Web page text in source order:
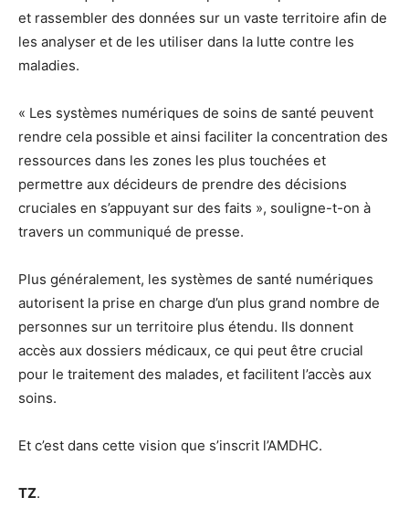
et rassembler des données sur un vaste territoire afin de
les analyser et de les utiliser dans la lutte contre les
maladies.
« Les systèmes numériques de soins de santé peuvent
rendre cela possible et ainsi faciliter la concentration des
ressources dans les zones les plus touchées et
permettre aux décideurs de prendre des décisions
cruciales en s’appuyant sur des faits », souligne-t-on à
travers un communiqué de presse.
Plus généralement, les systèmes de santé numériques
autorisent la prise en charge d’un plus grand nombre de
personnes sur un territoire plus étendu. Ils donnent
accès aux dossiers médicaux, ce qui peut être crucial
pour le traitement des malades, et facilitent l’accès aux
soins.
Et c’est dans cette vision que s’inscrit l’AMDHC.
TZ.